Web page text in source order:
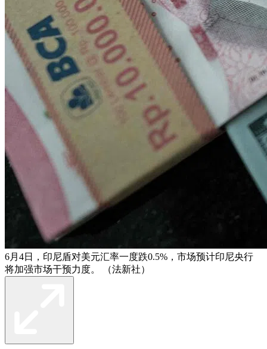
6月4日，印尼盾对美元汇率一度跌0.5%，市场预计印尼央行
将加强市场干预力度。 （法新社）